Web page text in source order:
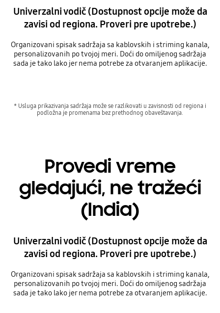
Univerzalni vodič (Dostupnost opcije može da
zavisi od regiona. Proveri pre upotrebe.)
Organizovani spisak sadržaja sa kablovskih i striming kanala,
personalizovanih po tvojoj meri. Doći do omiljenog sadržaja
sada je tako lako jer nema potrebe za otvaranjem aplikacije.
* Usluga prikazivanja sadržaja može se razlikovati u zavisnosti od regiona i
podložna je promenama bez prethodnog obaveštavanja.
Provedi vreme
gledajući, ne tražeći
(India)
Univerzalni vodič (Dostupnost opcije može da
zavisi od regiona. Proveri pre upotrebe.)
Organizovani spisak sadržaja sa kablovskih i striming kanala,
personalizovanih po tvojoj meri. Doći do omiljenog sadržaja
sada je tako lako jer nema potrebe za otvaranjem aplikacije.